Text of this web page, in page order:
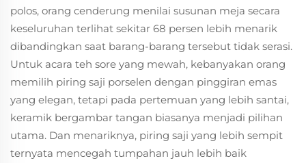
polos, orang cenderung menilai susunan meja secara
keseluruhan terlihat sekitar 68 persen lebih menarik
dibandingkan saat barang-barang tersebut tidak serasi.
Untuk acara teh sore yang mewah, kebanyakan orang
memilih piring saji porselen dengan pinggiran emas
yang elegan, tetapi pada pertemuan yang lebih santai,
keramik bergambar tangan biasanya menjadi pilihan
utama. Dan menariknya, piring saji yang lebih sempit
ternyata mencegah tumpahan jauh lebih baik